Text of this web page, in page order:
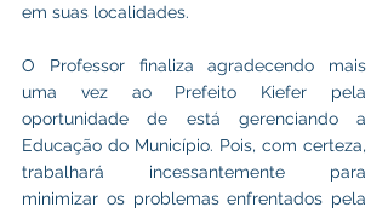
em suas localidades.
O Professor finaliza agradecendo mais
uma vez ao Prefeito Kiefer pela
oportunidade de está gerenciando a
Educação do Município. Pois, com certeza,
trabalhará incessantemente para
minimizar os problemas enfrentados pela